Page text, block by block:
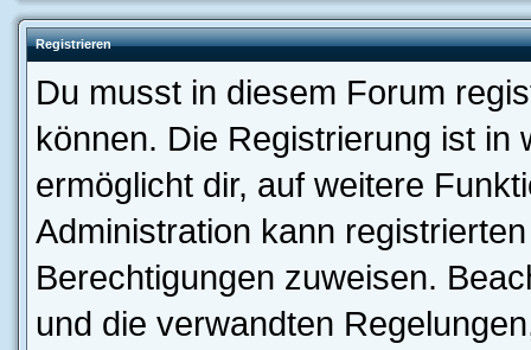
Registrieren
Du musst in diesem Forum
können. Die Registrierung ist in
ermöglicht dir, auf weitere
Administration kann
Berechtigungen zuweisen.
und die verwandten